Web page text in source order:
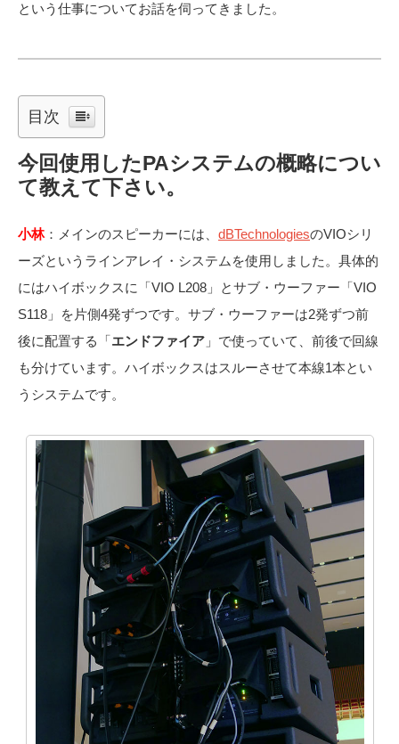
という仕事についてお話を伺ってきました。
目次
今回使用したPAシステムの概略につい
て教えて下さい。
小林：メインのスピーカーには、 dBTechnologiesのVIOシリ
ーズというラインアレイ・システムを使用しました。具体的
にはハイボックスに「VIO L208」とサブ・ウーファー「VIO
S118」を片側4発ずつです。サブ・ウーファーは2発ずつ前
後に配置する「エンドファイア 」で使っていて、前後で回線
も分けています。ハイボックスはスルーさせて本線1本とい
うシステムです。